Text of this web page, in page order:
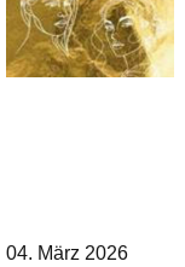
04. März 2026